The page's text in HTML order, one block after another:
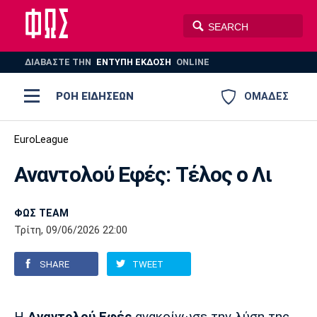
ΔΙΑΒΑΣΤΕ THN ΕΝΤΥΠΗ ΕΚΔΟΣΗ ONLINE
ΟΜΑΔΕΣ
ΡΟΗ ΕΙΔΗΣΕΩΝ
ΠΟΔΟΣΦΑΙΡΟ
ΣΠΟΡ
AUTO-MOTO
Ποδόσφαιρο
Super League 1
Super League 2
Ελλάδα
Μπάσκετ
Ελλάδα
EuroLeague
Ολυμπιακοί Αγώνες
ΠόλοΠαναθηναϊκός Ατρόμητος
EuroLeague
Αναντολού Εφές: Τέλος ο Λι
ΦΩΣ TEAM
Τρίτη, 09/06/2026 22:00
SHARE TWEET